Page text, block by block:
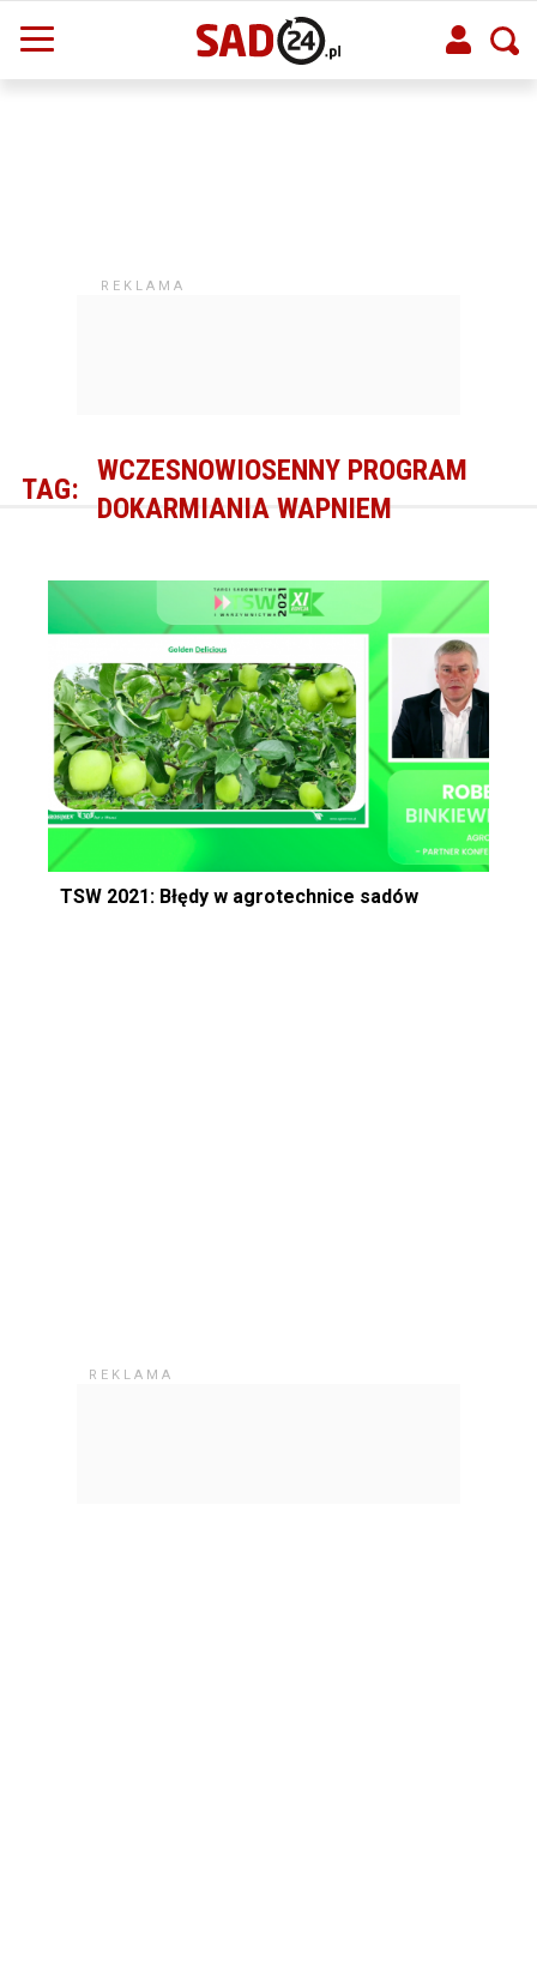
TAG:
WCZESNOWIOSENNY PROGRAM
DOKARMIANIA WAPNIEM
TSW 2021: Błędy w agrotechnice sadów